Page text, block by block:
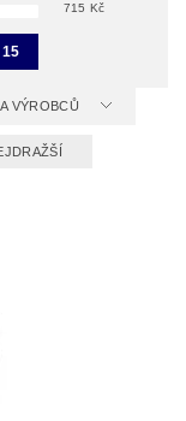
715 Kč
15
VÝROBCŮ